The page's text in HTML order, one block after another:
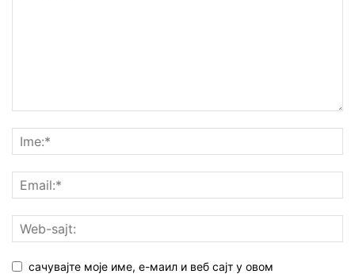
сачувајте моје име, е-маил и веб сајт у овом